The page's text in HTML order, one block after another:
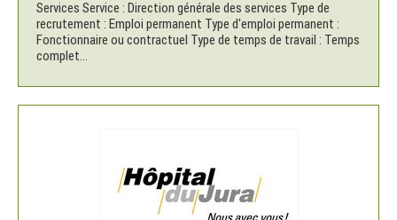
Services Service : Direction générale des services Type de
recrutement : Emploi permanent Type d'emploi permanent :
Fonctionnaire ou contractuel Type de temps de travail : Temps
complet...